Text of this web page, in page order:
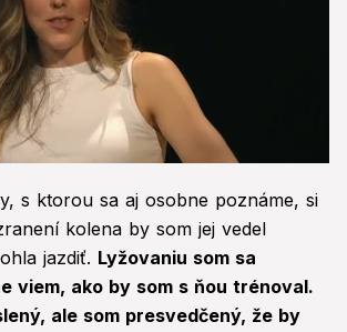
s ktorou sa aj osobne poznáme, si
kolena by som jej vedel
jazdiť. Lyžovaniu som sa
viem, ako by som s ňou trénoval.
ale som presvedčený, že by